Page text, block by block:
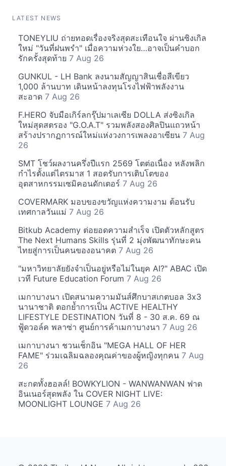
LATEST NEWS
TONEYLIU ถ่ายทอดเรื่องจริงสุดสะเทือนใจ ผ่านซิงเกิล
ใหม่ "วันที่ฝนพรำ" เมื่อความห่วงใย…อาจเป็นคำบอก
รักครั้งสุดท้าย 7 Aug 26
GUNKUL - LH Bank ลงนามสัญญาสินเชื่อสีเขียว
1,000 ล้านบาท เดินหน้าลงทุนโรงไฟฟ้าพลังงาน
สะอาด 7 Aug 26
F.HERO จับมือเกิร์ลกรุ๊ปมาเลเซีย DOLLA ส่งซิงเกิล
ใหม่สุดสตรอง "G.O.A.T" รวมพลังสองศิลปินแถวหน้า
สร้างปรากฏการณ์ใหม่แห่งวงการเพลงอาเซียน 7 Aug
26
SMT โชว์ผลงานครึ่งปีแรก 2569 โตต่อเนื่อง หลังพลิก
กำไรตั้งแต่ไตรมาส 1 สอดรับการเติบโตของ
อุตสาหกรรมเซมิคอนดักเตอร์ 7 Aug 26
COVERMARK มอบของขวัญแห่งความงาม ต้อนรับ
เทศกาลวันแม่ 7 Aug 26
Bitkub Academy ต่อยอดความสำเร็จ เปิดตัวหลักสูตร
The Next Humans Skills รุ่นที่ 2 มุ่งพัฒนาทักษะคน
ไทยสู่การเป็นคนของอนาคต 7 Aug 26
"มหาวิทยาลัยยังจำเป็นอยู่หรือไม่ในยุค AI?" ABAC เปิด
เวที Future Education Forum 7 Aug 26
เมกาบางนา เปิดสนามความมันส์ศึกบาสเกตบอล 3x3
นานาชาติ ตอกย้ำการเป็น ACTIVE HEALTHY
LIFESTYLE DESTINATION วันที่ 8 - 30 ส.ค. 69 ณ
ฟู้ดวอล์ค พลาซ่า ศูนย์การค้าเมกาบางนา 7 Aug 26
เมกาบางนา ชวนเช็กอิน "MEGA HALL OF HER
FAME" ร่วมเฉลิมฉลองคุณค่าของผู้หญิงทุกคน 7 Aug
26
สะกดทั้งฮอลล์! BOWKYLION - WANWANWAN ฟาด
อินเนอร์สุดพลัง ใน COVER NIGHT LIVE:
MOONLIGHT LOUNGE 7 Aug 26